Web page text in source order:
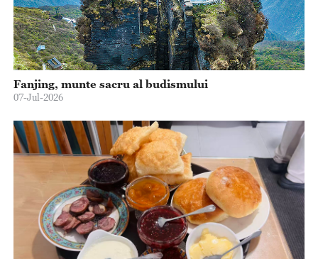
Fanjing, munte sacru al budismului
07-Jul-2026